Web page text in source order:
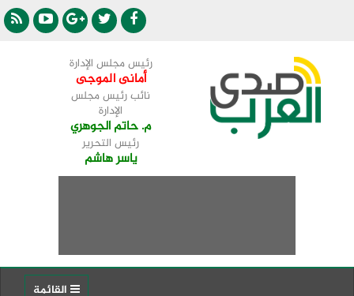
رئيس مجلس الإدارة
أمانى الموجى
نائب رئيس مجلس
الإدارة
م. حاتم الجوهري
رئيس التحرير
ياسر هاشم